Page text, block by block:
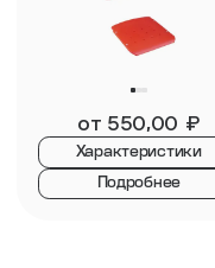
от 550,00 ₽
Характеристики
Подробнее